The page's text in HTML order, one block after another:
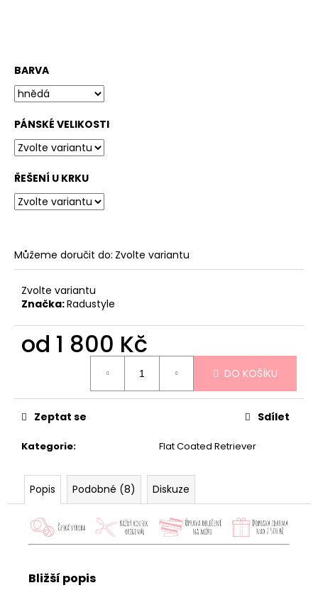
BARVA
PÁNSKÉ VELIKOSTI
ŘEŠENÍ U KRKU
Můžeme doručit do: Zvolte variantu
Zvolte variantu
Značka:Radustyle
od 1 800 Kč
DO KOŠÍKU
Kategorie: Flat Coated Retriever
Zeptat se Sdílet
Popis Podobné (8) Diskuze
Bližší popis